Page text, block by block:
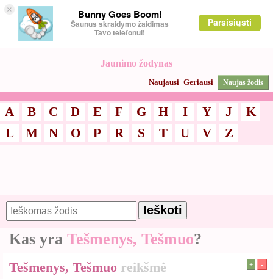
× Bunny Goes Boom!
Šaunus skraidymo žaidimas
Tavo telefonui!
Parsisiųsti
Jaunimo žodynas
Naujausi Geriausi Naujas žodis
A B C D E F G H I Y J
K
L
M N O P R S T U V Z
Kas yra Tešmenys, Tešmuo?
Tešmenys, Tešmuo reikšmė + -